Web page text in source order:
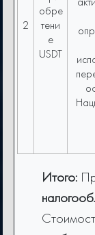
2
обре
тени
е
USDT
Итого: